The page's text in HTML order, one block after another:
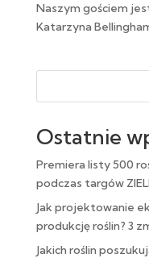
Naszym gościem
Katarzyna
Ostatnie
Premiera listy 500
podczas targów
Jak projektowanie
produkcję roślin? 3
Jakich roślin